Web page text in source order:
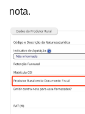
nota.